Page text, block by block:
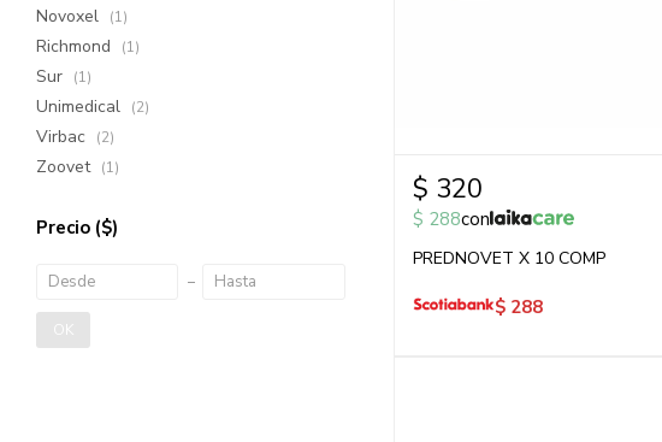
$ 320
$ 288con
PREDNOVET X 10 COMP
$ 288
Novoxel (1)
Richmond (1)
Sur (1)
Unimedical (2)
Virbac (2)
Zoovet (1)
Precio ($)
OK